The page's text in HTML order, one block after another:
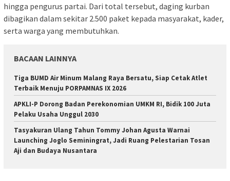
hingga pengurus partai. Dari total tersebut, daging kurban
dibagikan dalam sekitar 2.500 paket kepada masyarakat, kader,
serta warga yang membutuhkan.
BACAAN LAINNYA
Tiga BUMD Air Minum Malang Raya Bersatu, Siap Cetak Atlet
Terbaik Menuju PORPAMNAS IX 2026
APKLI-P Dorong Badan Perekonomian UMKM RI, Bidik 100 Juta
Pelaku Usaha Unggul 2030
Tasyakuran Ulang Tahun Tommy Johan Agusta Warnai
Launching Joglo Seminingrat, Jadi Ruang Pelestarian Tosan
Aji dan Budaya Nusantara